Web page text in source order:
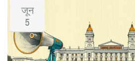
जून
5